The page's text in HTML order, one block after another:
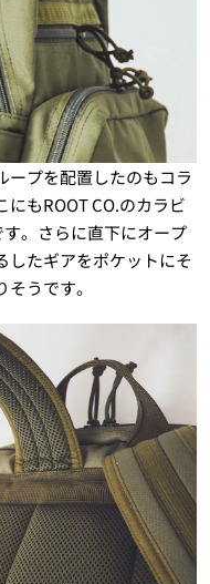
ープを配置したのもコラ
もROOT CO.のカラビ
。さらに直下にオープ
したギアをポケットにそ
うです。